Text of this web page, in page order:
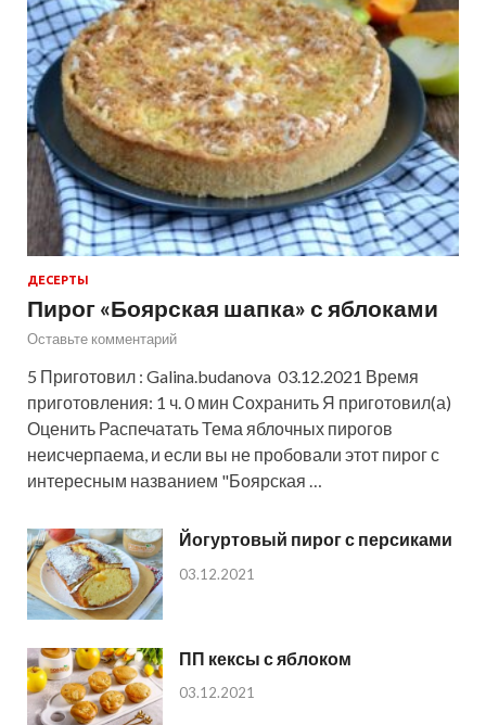
ДЕСЕРТЫ
Пирог «Боярская шапка» с яблоками
Оставьте комментарий
5 Приготовил : Galina.budanova 03.12.2021 Время
приготовления: 1 ч. 0 мин Сохранить Я приготовил(а)
Оценить Распечатать Тема яблочных пирогов
неисчерпаема, и если вы не пробовали этот пирог с
интересным названием "Боярская …
Йогуртовый пирог с персиками
03.12.2021
ПП кексы с яблоком
03.12.2021